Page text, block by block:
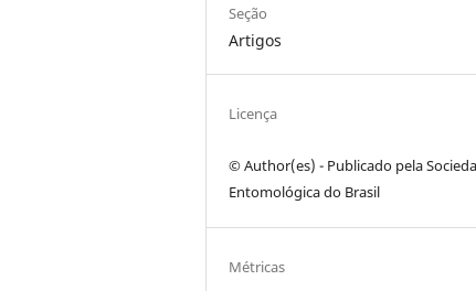
Seção
Artigos
Licença
© Author(es) - Publicado pela
Entomológica do Brasil
Métricas